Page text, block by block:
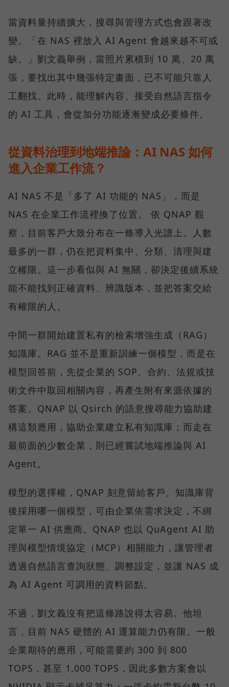
當資料量持續擴大，搜尋與管理方式也會跟著改
變。「在 NAS 裡放入 AI Agent 會越來越不可或
缺。」劉文義舉例，當照片累積到 10 萬、20 萬
張，要找出其中幾張特定畫面，已不可能只靠人
工翻找。此時，能理解內容、接受自然語言指令
的 AI 工具，會從加分功能逐漸變成必要條件。
從資料治理到地端推論：AI NAS 如何
進入企業工作流？
AI NAS 不是「多了 AI 功能的 NAS」，而是
NAS 在企業工作流裡換了位置。 依 QNAP 觀
察，目前客戶大致分布在一條導入光譜上。人數
最多的一群，仍在把資料集中、分類、清理與建
立權限。這一步看似與 AI 無關，卻決定後續系統
能不能找到正確資料、辨識版本，並把答案交給
有權限的人。
中間一群開始建置私有的檢索增強生成（RAG）
知識庫。RAG 並不是重新訓練一個模型，而是在
模型回答前，先從企業的 SOP、合約、法規或技
術文件中取回相關內容，再產生附有來源依據的
答案。QNAP 以 Qsirch 的語意搜尋能力協助建
構這類應用，協助企業建立私有知識庫；而走在
最前面的少數企業，則已經嘗試地端推論與 AI
Agent。
模型的選擇權，QNAP 刻意留給客戶。知識庫背
後採用哪一個模型，可由企業依需求決定，不綁
定單一 AI 供應商。QNAP 也以 QuAgent AI 助
理與模型情境協定（MCP）相關能力，讓管理者
透過自然語言查詢狀態、調整設定，並讓 NAS 成
為 AI Agent 可調用的資料節點。
不過，劉文義沒有把這條路說得太容易。他坦
言，目前 NAS 硬體的 AI 運算能力仍有限。一般
企業期待的應用，可能需要約 300 到 800
TOPS，甚至 1,000 TOPS，因此多數方案會以